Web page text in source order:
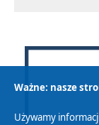
Ważne: nasze
Używamy